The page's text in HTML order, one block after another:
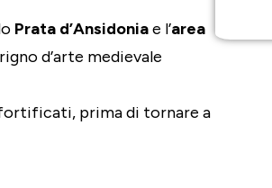
Prata d’Ansidoniae l’area
d’arte medievale
prima di tornare a